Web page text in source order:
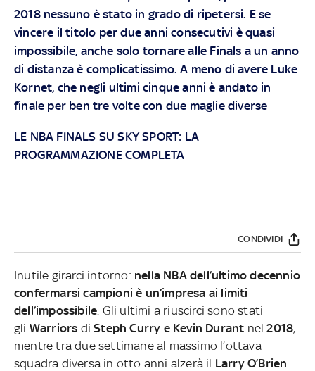
2018 nessuno è stato in grado di ripetersi. E se
vincere il titolo per due anni consecutivi è quasi
impossibile, anche solo tornare alle Finals a un anno
di distanza è complicatissimo. A meno di avere Luke
Kornet, che negli ultimi cinque anni è andato in
finale per ben tre volte con due maglie diverse
LE NBA FINALS SU SKY SPORT: LA
PROGRAMMAZIONE COMPLETA
CONDIVIDI
Inutile girarci intorno: nella NBA dell’ultimo decennio
confermarsi campioni è un’impresa ai limiti
dell’impossibile . Gli ultimi a riuscirci sono stati
gli Warriors diSteph Curry e Kevin Durant nel2018,
mentre tra due settimane al massimo l’ottava
squadra diversa in otto anni alzerà il Larry O’Brien